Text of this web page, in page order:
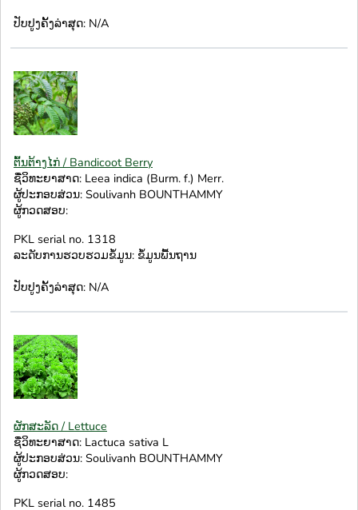
ປັບປູງຄັ້ງລ່າສຸດ: N/A
ຕົ້ນຕ້າງໄກ່ / Bandicoot Berry
ຊື່ວິທະຍາສາດ: Leea indica (Burm. f.) Merr.
ຜູ້ປະກອບສ່ວນ: Soulivanh BOUNTHAMMY
ຜູ້ກວດສອບ:
PKL serial no. 1318
ລະດັບການຮວບຮວມຂໍ້ມູນ: ຂໍ້ມູນພື້ນຖານ
ປັບປູງຄັ້ງລ່າສຸດ: N/A
ຜັກສະລັດ / Lettuce
ຊື່ວິທະຍາສາດ: Lactuca sativa L
ຜູ້ປະກອບສ່ວນ: Soulivanh BOUNTHAMMY
ຜູ້ກວດສອບ:
PKL serial no. 1485